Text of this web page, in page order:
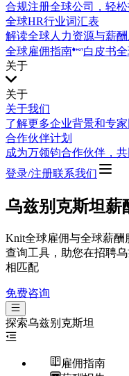
合规注册全球公司，轻
全球HR行业词汇表
解读全球人力资源与薪
全球雇佣指南
白皮书
关于
关于
关于我们
了解更多企业背景和专家
合作伙伴计划
成为万领钧合作伙伴，
登录/注册联系我们
乌兹别克斯坦薪
Knit全球雇佣与全球薪酬
查询工具，助您在招聘
相匹配
免费咨询
探索乌兹别克斯坦
雇佣指南